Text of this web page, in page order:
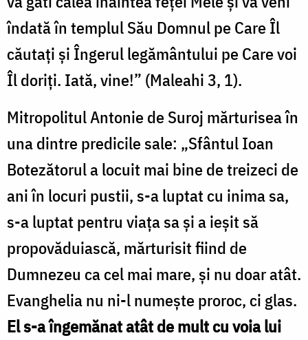
îndată în templul Său Domnul pe Care Îl
căutaţi şi Îngerul legământului pe Care voi
Îl doriţi. Iată, vine!” (Maleahi 3, 1).
Mitropolitul Antonie de Suroj mărturisea în
una dintre predicile sale: „Sfântul Ioan
Botezătorul a locuit mai bine de treizeci de
ani în locuri pustii, s-a luptat cu inima sa,
s-a luptat pentru viaţa sa şi a ieşit să
propovăduiască, mărturisit fiind de
Dumnezeu ca cel mai mare, şi nu doar atât.
Evanghelia nu ni-l numeşte proroc, ci glas.
El s-a îngemănat atât de mult cu voia lui